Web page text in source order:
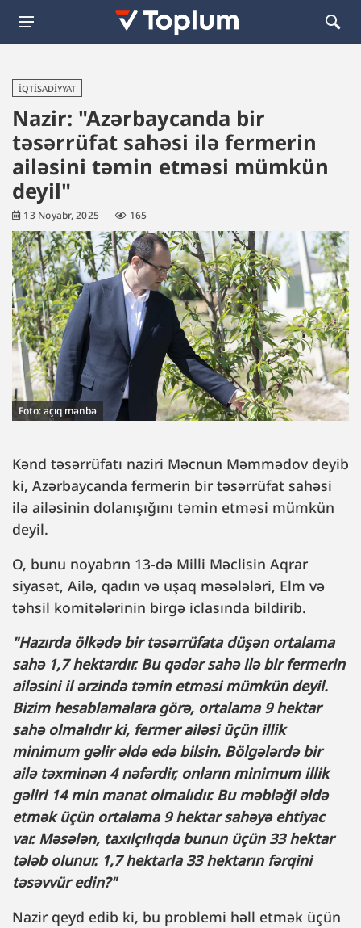
İQTISADIYYAT
Nazir: "Azərbaycanda bir
təsərrüfat sahəsi ilə fermerin
ailəsini təmin etməsi mümkün
deyil"
13 Noyabr, 2025 165
Foto: açıq mənbə
Kənd təsərrüfatı naziri Məcnun Məmmədov deyib
ki, Azərbaycanda fermerin bir təsərrüfat sahəsi
ilə ailəsinin dolanışığını təmin etməsi mümkün
deyil.
O, bunu noyabrın 13-də Milli Məclisin Aqrar
siyasət, Ailə, qadın və uşaq məsələləri, Elm və
təhsil komitələrinin birgə iclasında bildirib.
"Hazırda ölkədə bir təsərrüfata düşən ortalama
sahə 1,7 hektardır. Bu qədər sahə ilə bir fermerin
ailəsini il ərzində təmin etməsi mümkün deyil.
Bizim hesablamalara görə, ortalama 9 hektar
sahə olmalıdır ki, fermer ailəsi üçün illik
minimum gəlir əldə edə bilsin. Bölgələrdə bir
ailə təxminən 4 nəfərdir, onların minimum illik
gəliri 14 min manat olmalıdır. Bu məbləği əldə
etmək üçün ortalama 9 hektar sahəyə ehtiyac
var. Məsələn, taxılçılıqda bunun üçün 33 hektar
tələb olunur. 1,7 hektarla 33 hektarın fərqini
təsəvvür edin?"
Nazir qeyd edib ki, bu problemi həll etmək üçün